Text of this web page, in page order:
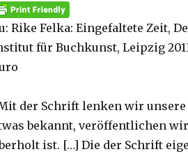
Rike Felka: Eingefaltete Zeit,
für Buchkunst, Leipzig
der Schrift lenken wir
bekannt, veröffentlichen
ist. […] Die der Schrift